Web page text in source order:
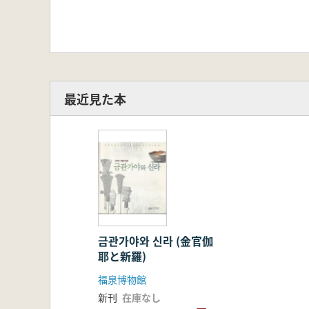
最近見た本
금관가야와 신라 (金官伽
耶と新羅)
福泉博物館
新刊 在庫なし